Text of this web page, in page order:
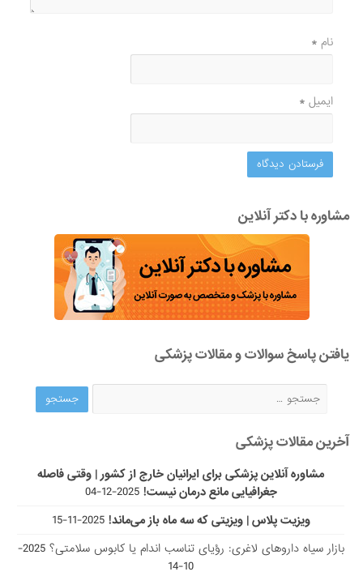
نام*
ایمیل*
مشاوره با دکتر آنلاین
یافتن پاسخ سوالات و مقالات پزشکی
آخرین مقالات پزشکی
مشاوره آنلاین پزشکی برای ایرانیان خارج از کشور | وقتی فاصله
جغرافیایی مانع درمان نیست! 2025-12-04
ویزیت پلاس | ویزیتی که سه ماه باز می‌ماند! 2025-11-15
بازار سیاه داروهای لاغری: رؤیای تناسب اندام یا کابوس سلامتی؟
2025-
10-14